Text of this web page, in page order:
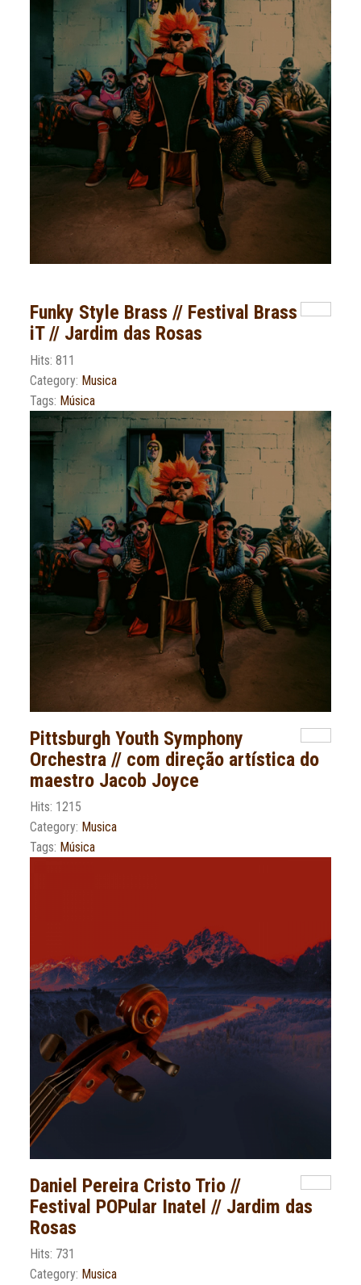
Funky Style Brass // Festival Brass
iT // Jardim das Rosas
Hits: 811
Category: Musica
Tags: Música
Pittsburgh Youth Symphony
Orchestra // com direção artística do
maestro Jacob Joyce
Hits: 1215
Category: Musica
Tags: Música
Daniel Pereira Cristo Trio //
Festival POPular Inatel // Jardim das
Rosas
Hits: 731
Category: Musica